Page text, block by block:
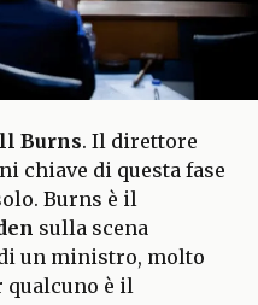
Burns. Il direttore
chiave di questa fase
Burns è il
sulla scena
un ministro, molto
qualcuno è il